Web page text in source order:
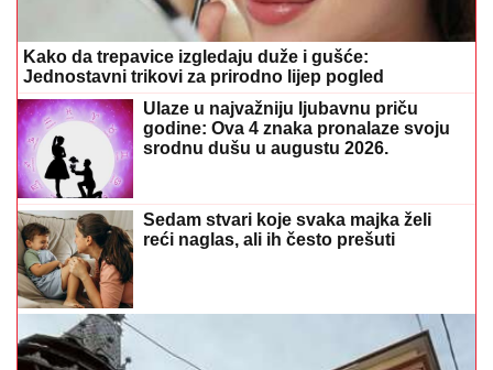
Kako da trepavice izgledaju duže i gušće:
Jednostavni trikovi za prirodno lijep pogled
Ulaze u najvažniju ljubavnu priču
godine: Ova 4 znaka pronalaze svoju
srodnu dušu u augustu 2026.
Sedam stvari koje svaka majka želi
reći naglas, ali ih često prešuti